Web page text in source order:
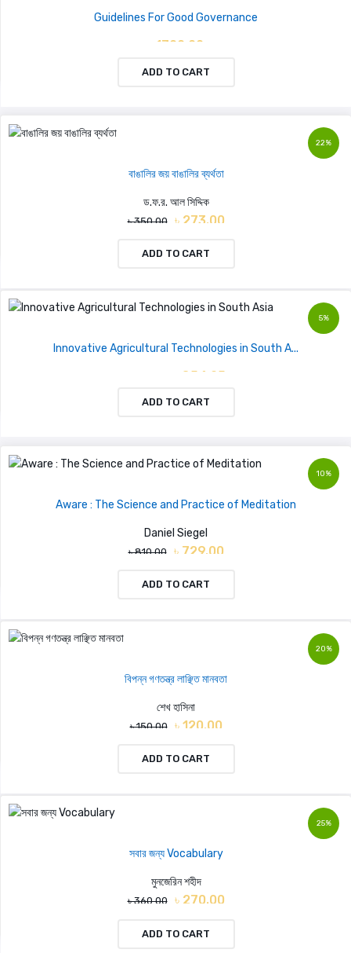
Guidelines For Good Governance
৳ 1700.00
ADD TO CART
22%
বাঙালির জয় বাঙালির ব্যর্থতা
ড.ফ.র. আল সিদ্দিক
৳ 350.00 ৳ 273.00
ADD TO CART
5%
Innovative Agricultural Technologies in South A...
৳ 854.05
ADD TO CART
10%
Aware : The Science and Practice of Meditation
Daniel Siegel
৳ 810.00 ৳ 729.00
ADD TO CART
20%
বিপন্ন গণতন্ত্র লাঞ্ছিত মানবতা
শেখ হাসিনা
৳ 150.00 ৳ 120.00
ADD TO CART
25%
সবার জন্য Vocabulary
মুনজেরিন শহীদ
৳ 360.00 ৳ 270.00
ADD TO CART